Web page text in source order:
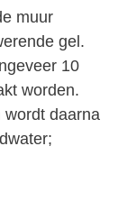
muur
gel.
10
worden.
daarna